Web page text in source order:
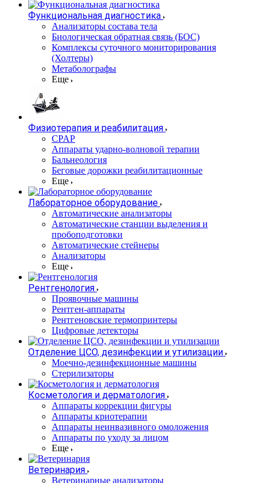
Функциональная диагностика
Анализаторы состава тела
Биологическая обратная связь (БОС)
Комплексы суточного мониторирования
(Холтеры)
Метаболографы
Еще
Физиотерапия и реабилитация
CPAP
Аппараты ударно-волновой терапии
Бальнеология
Беговые дорожки реабилитационные
Еще
Лабораторное оборудование
Автоматические анализаторы
Автоматические станции выделения и
пробоподготовки
Автоматические стейнеры
Анализаторы
Еще
Рентгенология
Проявочные машины
Рентген-аппараты
Рентгеновские термопринтеры
Цифровые детекторы
Отделение ЦСО, дезинфекции и утилизации
Моечно-дезинфекционные машины
Стерилизаторы
Косметология и дерматология
Аппараты коррекции фигуры
Аппараты криотерапии
Аппараты неинвазивного омоложения
Аппараты по уходу за лицом
Еще
Ветеринария
Ветеринарные анализаторы